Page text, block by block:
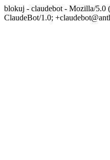
blokuj - claudebot - Mozilla/
ClaudeBot/1.0;